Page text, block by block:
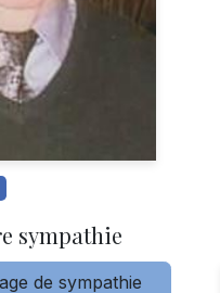
sympathie
de sympathie